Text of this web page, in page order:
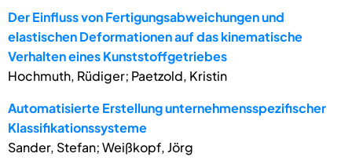
Der Einfluss von Fertigungsabweichungen und
elastischen Deformationen auf das kinematische
Verhalten eines Kunststoffgetriebes
Hochmuth, Rüdiger; Paetzold, Kristin
Automatisierte Erstellung unternehmensspezifischer
Klassifikationssysteme
Sander, Stefan; Weißkopf, Jörg